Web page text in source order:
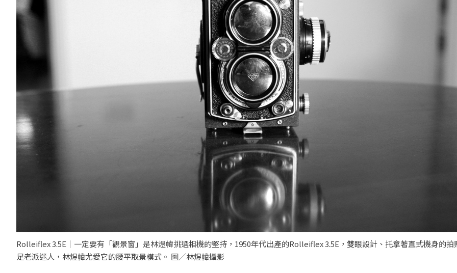
Rolleiflex 3.5E｜一定要有「觀景窗」是林煜幃挑選相機的堅持，1950年代出產的Rolleiflex 3.5E，雙眼設計、托拿著直式機身的拍
足老派迷人，林煜幃尤愛它的腰平取景模式。 圖／林煜幃攝影